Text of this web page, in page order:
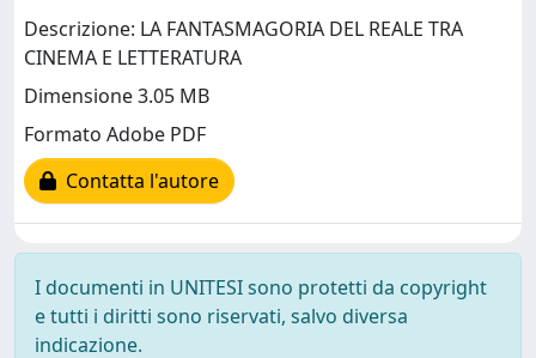
Descrizione: LA FANTASMAGORIA DEL REALE TRA
CINEMA E LETTERATURA
Dimensione 3.05 MB
Formato Adobe PDF
Contatta l'autore
I documenti in UNITESI sono protetti da copyright
e tutti i diritti sono riservati, salvo diversa
indicazione.